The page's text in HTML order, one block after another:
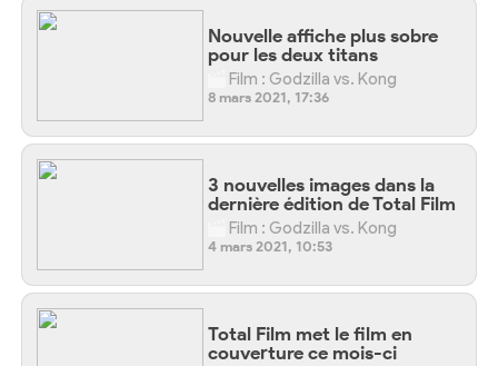
Nouvelle affiche plus sobre
pour les deux titans
Film : Godzilla vs. Kong
8 mars 2021, 17:36
3 nouvelles images dans la
dernière édition de Total Film
Film : Godzilla vs. Kong
4 mars 2021, 10:53
Total Film met le film en
couverture ce mois-ci